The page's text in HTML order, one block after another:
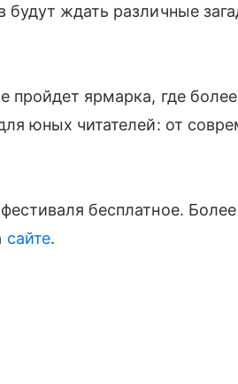
ждать различные
пройдет ярмарка, где
юных читателей: от
бесплатное.
сайте.